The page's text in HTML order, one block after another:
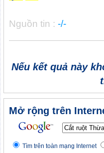
Nguồn tin : -/-
Nếu kết quả này
Mở rộng trên
Tìm trên toàn mạng Internet